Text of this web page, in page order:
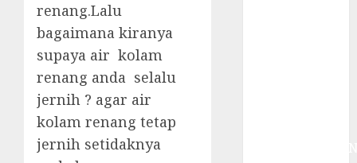
renang.Lalu
bagaimana kiranya
supaya air kolam
renang anda selalu
jernih ? agar air
kolam renang tetap
jernih setidaknya